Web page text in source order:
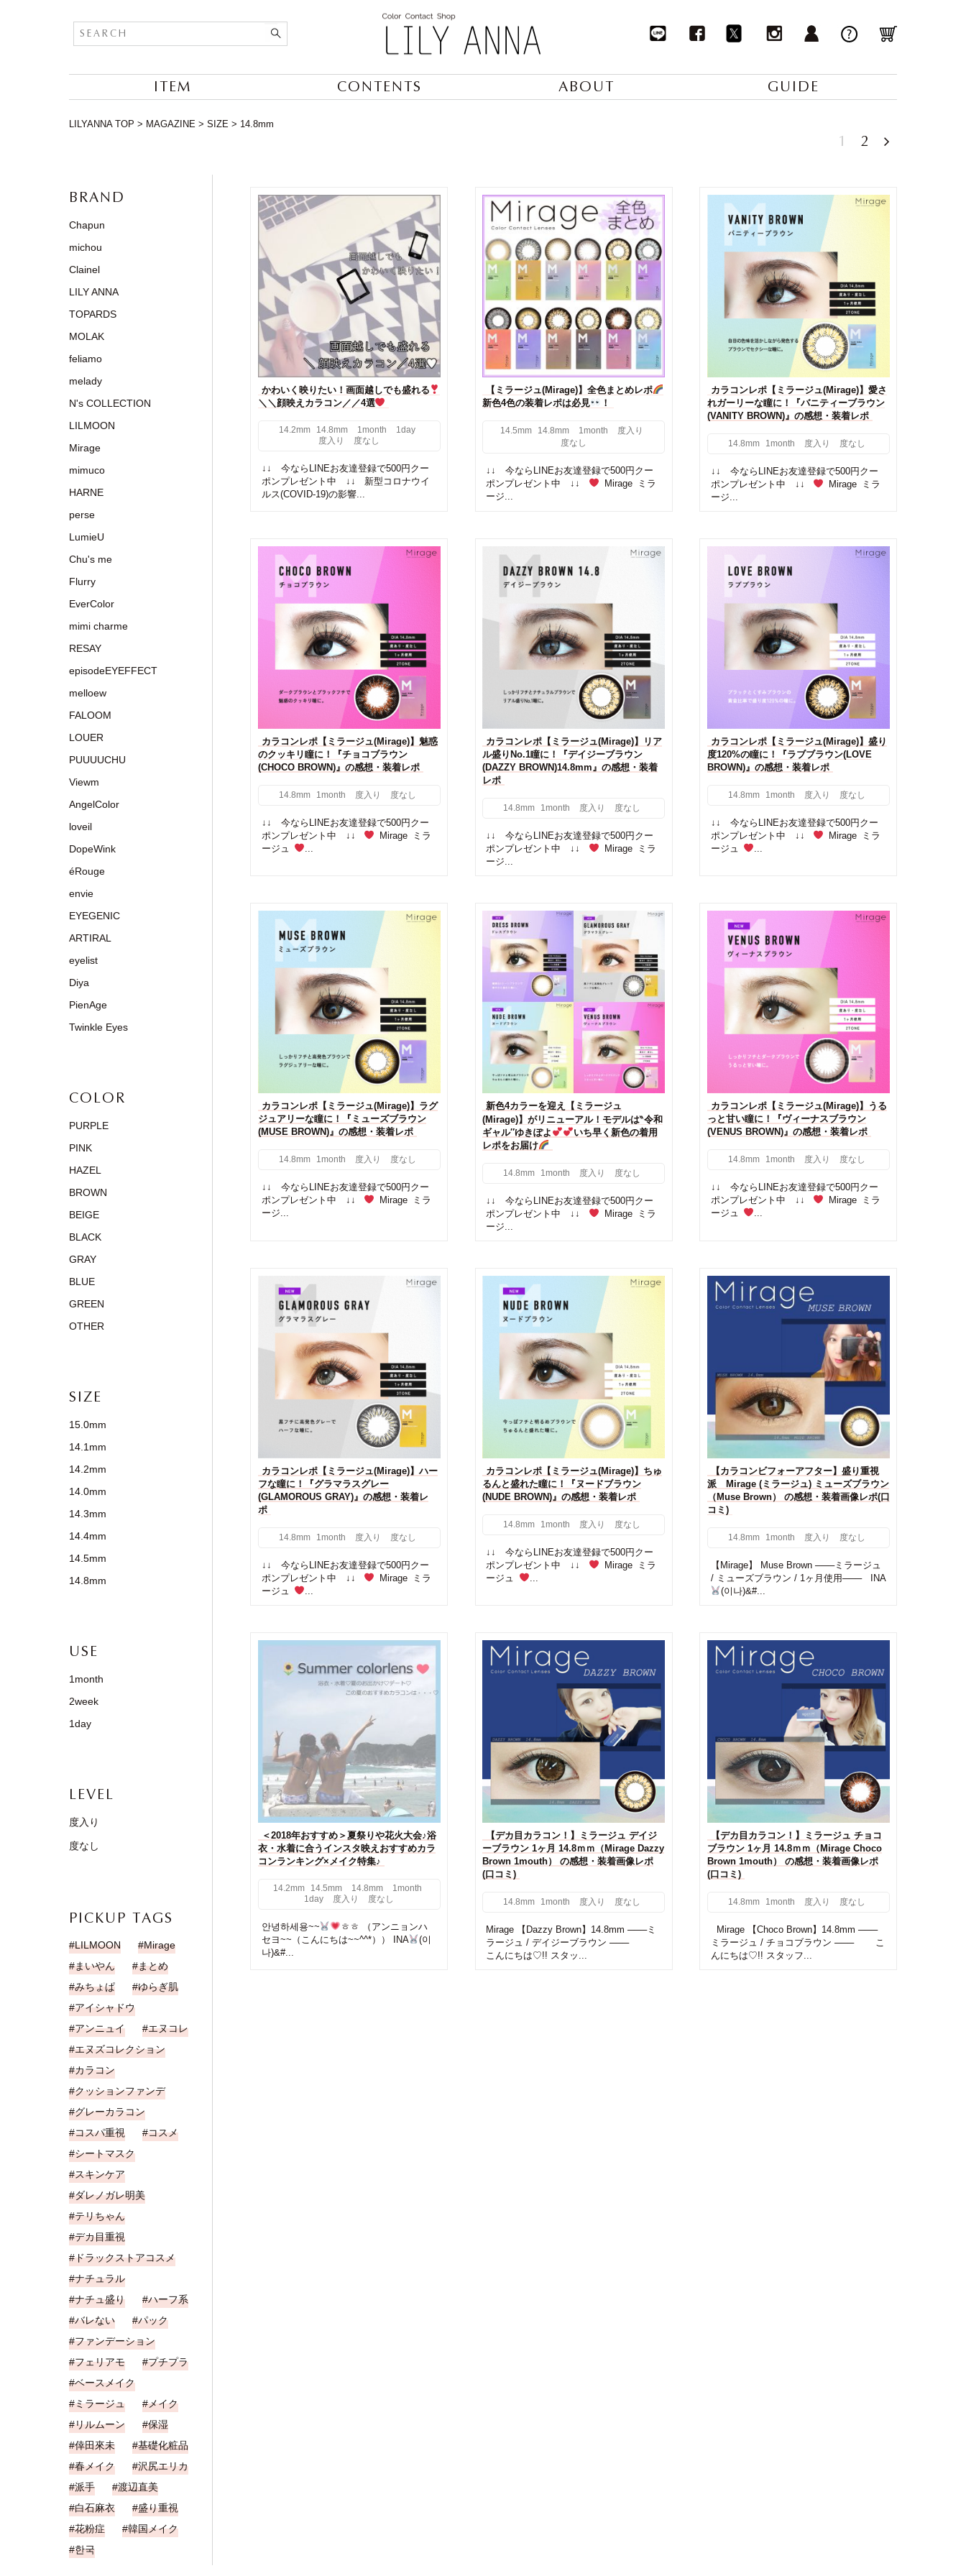
ITEM CONTENTS ABOUT GUIDE
LILYANNA TOP > MAGAZINE > SIZE > 14.8mm
1 2 
かわいく映りたい！画面越しでも盛れる
＼＼顔映えカラコン／／4選
14.2mm 14.8mm 1month
1day
度入り
度なし
↓↓ 今ならLINEお友達登録で500円クー
ポンプレゼント中 ↓↓ 新型コロナウイ
ルス(COVID-19)の影響...
【ミラージュ(Mirage)】全色まとめレポ
新色4色の装着レポは必見
！
14.5mm 14.8mm 1month
度入り
度なし
↓↓ 今ならLINEお友達登録で500円クー
ポンプレゼント中 ↓↓
Mirage ミラ
ージ...
カラコンレポ【ミラージュ(Mirage)】愛さ
れガーリーな瞳に！『バニティーブラウン
(VANITY BROWN)』の感想・装着レポ
14.8mm 1month 度入り 度なし
↓↓ 今ならLINEお友達登録で500円クー
ポンプレゼント中 ↓↓
Mirage ミラ
ージ...
カラコンレポ【ミラージュ(Mirage)】魅惑
のクッキリ瞳に！『チョコブラウン
(CHOCO BROWN)』の感想・装着レポ
14.8mm 1month 度入り 度なし
↓↓ 今ならLINEお友達登録で500円クー
ポンプレゼント中 ↓↓
Mirage ミラ
ージュ
...
カラコンレポ【ミラージュ(Mirage)】リア
ル盛りNo.1瞳に！『デイジーブラウン
(DAZZY BROWN)14.8mm』の感想・装着
レポ
14.8mm 1month 度入り 度なし
↓↓ 今ならLINEお友達登録で500円クー
ポンプレゼント中 ↓↓
Mirage ミラ
ージ...
カラコンレポ【ミラージュ(Mirage)】盛り
度120%の瞳に！『ラブブラウン(LOVE
BROWN)』の感想・装着レポ
14.8mm 1month 度入り 度なし
↓↓ 今ならLINEお友達登録で500円クー
ポンプレゼント中 ↓↓
Mirage ミラ
ージュ
...
カラコンレポ【ミラージュ(Mirage)】ラグ
ジュアリーな瞳に！『ミューズブラウン
(MUSE BROWN)』の感想・装着レポ
14.8mm 1month 度入り 度なし
↓↓ 今ならLINEお友達登録で500円クー
ポンプレゼント中 ↓↓
Mirage ミラ
ージ...
新色4カラーを迎え【ミラージュ
(Mirage)】がリニューアル！モデルは‶令和
ギャル″ゆきぽよ
いち早く新色の着用
レポをお届け
14.8mm 1month 度入り 度なし
↓↓ 今ならLINEお友達登録で500円クー
ポンプレゼント中 ↓↓
Mirage ミラ
ージ...
カラコンレポ【ミラージュ(Mirage)】うる
っと甘い瞳に！『ヴィーナスブラウン
(VENUS BROWN)』の感想・装着レポ
14.8mm 1month 度入り 度なし
↓↓ 今ならLINEお友達登録で500円クー
ポンプレゼント中 ↓↓
Mirage ミラ
ージュ
...
カラコンレポ【ミラージュ(Mirage)】ハー
フな瞳に！『グラマラスグレー
(GLAMOROUS GRAY)』の感想・装着レ
ポ
14.8mm 1month 度入り 度なし
↓↓ 今ならLINEお友達登録で500円クー
ポンプレゼント中 ↓↓
Mirage ミラ
ージュ
...
カラコンレポ【ミラージュ(Mirage)】ちゅ
るんと盛れた瞳に！『ヌードブラウン
(NUDE BROWN)』の感想・装着レポ
14.8mm 1month 度入り 度なし
↓↓ 今ならLINEお友達登録で500円クー
ポンプレゼント中 ↓↓
Mirage ミラ
ージュ
...
【カラコンビフォーアフター】盛り重視
派 Mirage (ミラージュ) ミューズブラウン
（Muse Brown） の感想・装着画像レポ(口
コミ)
14.8mm 1month 度入り 度なし
【Mirage】 Muse Brown ───ミラージュ
/ ミューズブラウン / 1ヶ月使用─── INA
(이나)&#...
＜2018年おすすめ＞夏祭りや花火大会♪浴
衣・水着に合うインスタ映えおすすめカラ
コンランキング×メイク特集♪
14.2mm 14.5mm 14.8mm
1month
1day
度入り 度なし
안녕하세용~~
ㅎㅎ （アンニョンハ
セヨ~~（こんにちは~~^^*）） INA
(이
나)&#...
【デカ目カラコン！】ミラージュ デイジ
ーブラウン 1ヶ月 14.8ｍｍ（Mirage Dazzy
Brown 1mouth） の感想・装着画像レポ
(口コミ)
14.8mm 1month 度入り 度なし
Mirage 【Dazzy Brown】14.8mm ───ミ
ラージュ / デイジーブラウン ───
こんにちは♡!! スタッ...
【デカ目カラコン！】ミラージュ チョコ
ブラウン 1ヶ月 14.8ｍｍ（Mirage Choco
Brown 1mouth） の感想・装着画像レポ
(口コミ)
14.8mm 1month 度入り 度なし
Mirage 【Choco Brown】14.8mm ───
ミラージュ / チョコブラウン ─── こ
んにちは♡!! スタッフ...
BRAND
Chapun
michou
Clainel
LILY ANNA
TOPARDS
MOLAK
feliamo
melady
N's COLLECTION
LILMOON
Mirage
mimuco
HARNE
perse
LumieU
Chu's me
Flurry
EverColor
mimi charme
RESAY
episodeEYEFFECT
melloew
FALOOM
LOUER
PUUUUCHU
Viewm
AngelColor
loveil
DopeWink
éRouge
envie
EYEGENIC
ARTIRAL
eyelist
Diya
PienAge
Twinkle Eyes
COLOR
PURPLE
PINK
HAZEL
BROWN
BEIGE
BLACK
GRAY
BLUE
GREEN
OTHER
SIZE
15.0mm
14.1mm
14.2mm
14.0mm
14.3mm
14.4mm
14.5mm
14.8mm
USE
1month
2week
1day
LEVEL
度入り
度なし
PICKUP TAGS
LILMOON
Mirage
まいやん
まとめ
みちょぱ
ゆらぎ肌
アイシャドウ
アンニュイ
エヌコレ
エヌズコレクション
カラコン
クッションファンデ
グレーカラコン
コスパ重視
コスメ
シートマスク
スキンケア
ダレノガレ明美
テリちゃん
デカ目重視
ドラックストアコスメ
ナチュラル
ナチュ盛り
ハーフ系
バレない
パック
ファンデーション
フェリアモ
プチプラ
ベースメイク
ミラージュ
メイク
リルムーン
保湿
倖田來未
基礎化粧品
春メイク
沢尻エリカ
派手
渡辺直美
白石麻衣
盛り重視
花粉症
韓国メイク
한국